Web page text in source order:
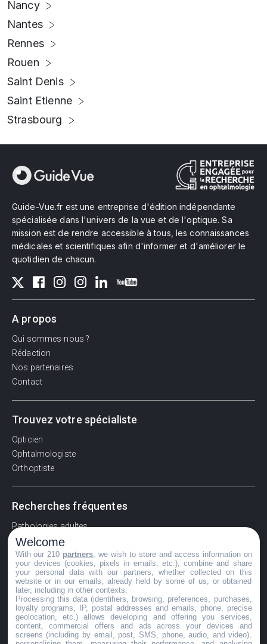
Nancy
Nantes
Rennes
Rouen
Saint Denis
Saint Etienne
Strasbourg
Guide-Vue.fr est une entreprise d'édition indépendante
spécialisée dans l'univers de la vue et de l'optique. Sa
mission est de rendre accessible à tous, les connaissances
médicales et scientifiques afin d'informer et d'améliorer le
quotidien de chacun.
A propos
Qui sommes-nous ?
Rédaction
Nos partenaires
Contact
Trouvez votre spécialiste
Opticien
Ophtalmologiste
Orthoptiste
Recherches fréquentes
Pathologies adultes
Signes d'une urgence ophtalmologique
La vision
Acuité visuelle
Myosis / mydriase
Œdème oculaire
©GuideVue2024
Welcome
With our 210 partners , we wish to store and access information on
your devices (cookies, pixels in emails, etc.), combine and share
your personal data with our partners, whether collected on this
website or in our emails, already held by some of us, or obtained
later, including in other contexts.
Processing this data (identifiers, browsing, preferences, purchases,
loyalty programs, IP, postal addresses and emails, phone, precise
geolocation, etc.) allows developing and offering you services,
content, commercial offers and ads across your devices and
screens (including by email, post, SMS, phone, audio, and video),